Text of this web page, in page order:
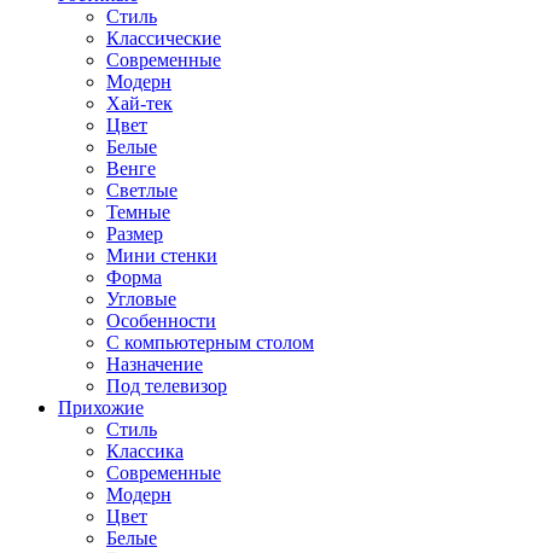
Стиль
Классические
Современные
Модерн
Хай-тек
Цвет
Белые
Венге
Светлые
Темные
Размер
Мини стенки
Форма
Угловые
Особенности
С компьютерным столом
Назначение
Под телевизор
Прихожие
Стиль
Классика
Современные
Модерн
Цвет
Белые